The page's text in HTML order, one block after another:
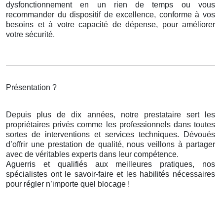
dysfonctionnement en un rien de temps ou vous
recommander du dispositif de excellence, conforme à vos
besoins et à votre capacité de dépense, pour améliorer
votre sécurité.
Présentation ?
Depuis plus de dix années, notre prestataire sert les
propriétaires privés comme les professionnels dans toutes
sortes de interventions et services techniques. Dévoués
d’offrir une prestation de qualité, nous veillons à partager
avec de véritables experts dans leur compétence.
Aguerris et qualifiés aux meilleures pratiques, nos
spécialistes ont le savoir-faire et les habilités nécessaires
pour régler n’importe quel blocage !